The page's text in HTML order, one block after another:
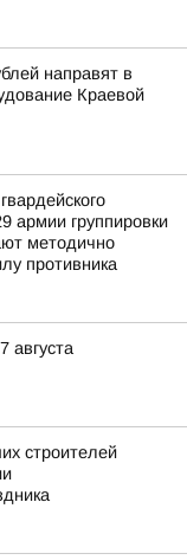
направят в
Краевой
армии группировки
методично
противника
августа
строителей